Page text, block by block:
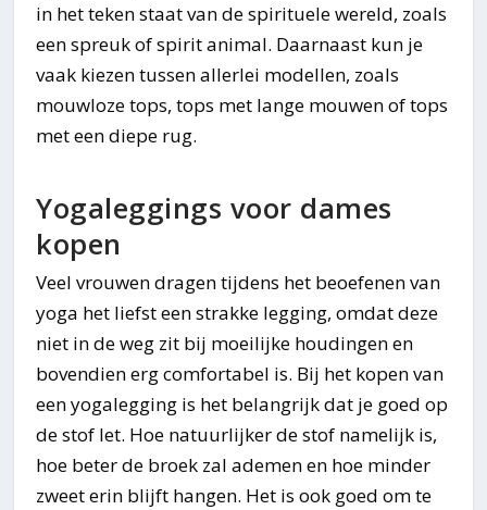
in het teken staat van de spirituele wereld, zoals
een spreuk of spirit animal. Daarnaast kun je
vaak kiezen tussen allerlei modellen, zoals
mouwloze tops, tops met lange mouwen of tops
met een diepe rug.
Yogaleggings voor dames
kopen
Veel vrouwen dragen tijdens het beoefenen van
yoga het liefst een strakke legging, omdat deze
niet in de weg zit bij moeilijke houdingen en
bovendien erg comfortabel is. Bij het kopen van
een yogalegging is het belangrijk dat je goed op
de stof let. Hoe natuurlijker de stof namelijk is,
hoe beter de broek zal ademen en hoe minder
zweet erin blijft hangen. Het is ook goed om te